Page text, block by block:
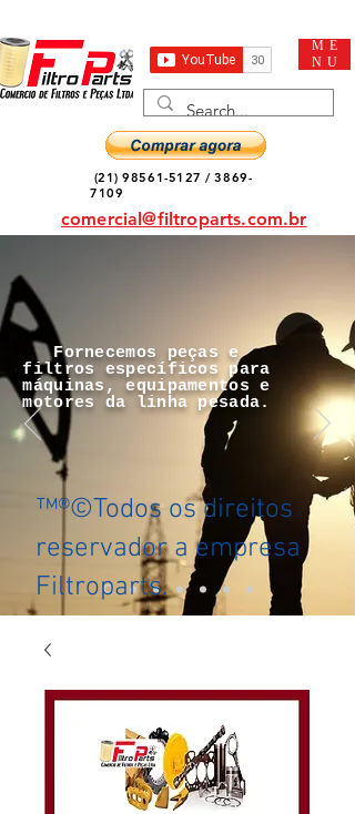
ME
NU
(21) 98561-5127 /3869-
7109
comercial@filtroparts.com.br
Fornecemos peças e
filtros específicos para
máquinas, equipamentos e
motores da linha pesada.
™®©Todos os direitos
reservador a empresa
Filtroparts.